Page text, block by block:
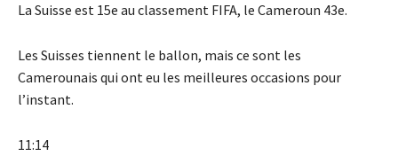
La Suisse est 15e au classement FIFA, le Cameroun 43e.
Les Suisses tiennent le ballon, mais ce sont les
Camerounais qui ont eu les meilleures occasions pour
l’instant.
11:14